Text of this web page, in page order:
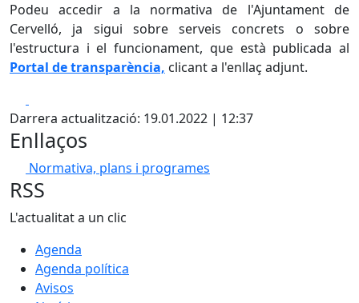
Podeu accedir a la normativa de l'Ajuntament de
Cervelló, ja sigui sobre serveis concrets o sobre
l'estructura i el funcionament, que està publicada al
Portal de transparència, clicant a l'enllaç adjunt.
Darrera actualització: 19.01.2022 | 12:37
Enllaços
Normativa, plans i programes
RSS
L'actualitat a un clic
Agenda
Agenda política
Avisos